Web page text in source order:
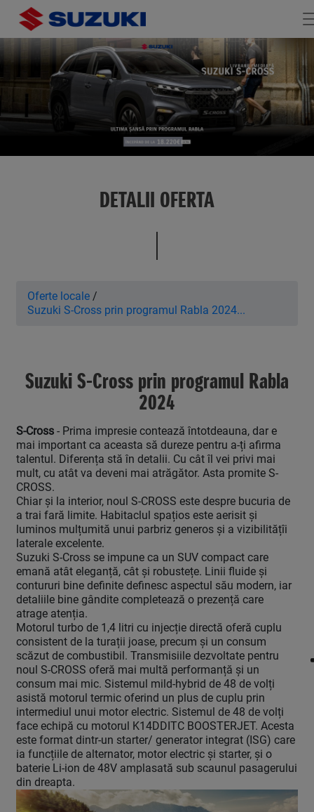
DETALII OFERTA
Oferte locale /
Suzuki S-Cross prin programul Rabla 2024...
Suzuki S-Cross prin programul Rabla
2024
S-Cross- Prima impresie contează întotdeauna, dar e
mai important ca aceasta să dureze pentru a-ți afirma
talentul. Diferența stă în detalii. Cu cât îl vei privi mai
mult, cu atât va deveni mai atrăgător. Asta promite S-
CROSS.
Chiar și la interior, noul S-CROSS este despre bucuria de
a trai fară limite. Habitaclul spațios este aerisit și
luminos mulțumită unui parbriz generos și a vizibilitățîi
laterale excelente.
Suzuki S-Cross se impune ca un SUV compact care
emană atât eleganță, cât și robustețe. Linii fluide și
contururi bine definite definesc aspectul său modern, iar
detaliile bine gândite completează o prezență care
atrage atenția.
Motorul turbo de 1,4 litri cu injecție directă oferă cuplu
consistent de la turații joase, precum și un consum
scăzut de combustibil. Transmisiile dezvoltate pentru
noul S-CROSS oferă mai multă performanță și un
consum mai mic. Sistemul mild-hybrid de 48 de volți
asistă motorul termic oferind un plus de cuplu prin
intermediul unui motor electric. Sistemul de 48 de volți
face echipă cu motorul K14DDITC BOOSTERJET. Acesta
este format dintr-un starter/ generator integrat (ISG) care
ia funcțiile de alternator, motor electric și starter, și o
baterie Li-ion de 48V amplasată sub scaunul pasagerului
din dreapta.